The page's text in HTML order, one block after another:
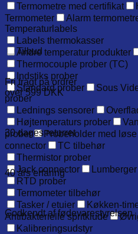
Termometre med certifikat
Termometer
Alarm
Temperaturlabels
Labels thermokasser
Andre temperatur produkter
Thermocouple prober (TC)
Indstiks prober
Standard prober
Sous
prober
Lednings sensorer
Højtemperaturs prober
prober
Probeholder med
connector
TC tilbehør
Thermistor prober
Jack connector
RTD prober
Termometer tilbehør
Tasker / etuier
Køkken-
Antibakterielle spritklude
Kalibreringsudstyr
Tilbud
Fri fragt på ordrer
over 599 DKK
30 dages returret
40 års erfaring
Godkendt af fødevarestyrelsen